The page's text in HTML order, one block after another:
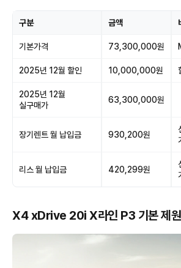
구분 금액
기본가격 73,300,000원
2025년 12월 할인 10,000,000원
2025년 12월
실구매가
63,300,000원
장기렌트 월 납입금 930,200원
리스 월 납입금 420,299원
X4 xDrive 20i X라인 P3 기본 제원